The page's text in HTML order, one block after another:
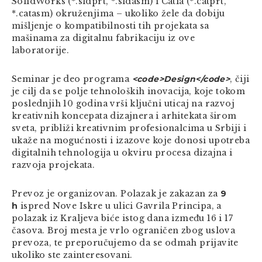
*.catasm) okruženjima – ukoliko žele da dobiju
mišljenje o kompatibilnosti tih projekata sa
mašinama za digitalnu fabrikaciju iz ove
laboratorije.
Seminar je deo programa <code>Design</code>, čiji
je cilj da se polje tehnoloških inovacija, koje tokom
poslednjih 10 godina vrši ključni uticaj na razvoj
kreativnih koncepata dizajnera i arhitekata širom
sveta, približi kreativnim profesionalcima u Srbiji i
ukaže na mogućnosti i izazove koje donosi upotreba
digitalnih tehnologija u okviru procesa dizajna i
razvoja projekata.
Prevoz je organizovan. Polazak je zakazan za 9
h ispred Nove Iskre u ulici Gavrila Principa, a
polazak iz Kraljeva biće istog dana između 16 i 17
časova. Broj mesta je vrlo ograničen zbog uslova
prevoza, te preporučujemo da se odmah prijavite
ukoliko ste zainteresovani.